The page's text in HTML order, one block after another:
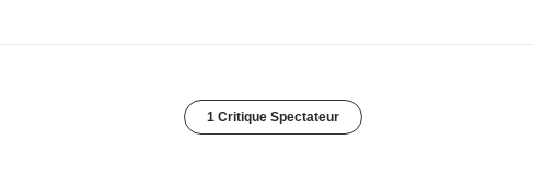
1 Critique Spectateur